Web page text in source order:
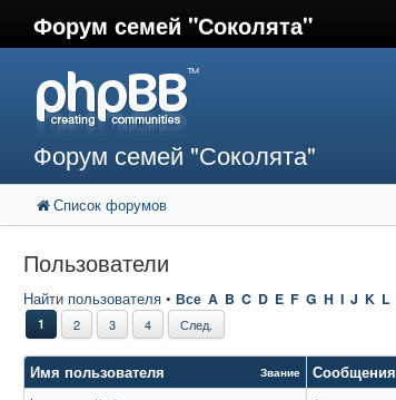
Форум семей "Соколята"
Форум семей "Соколята"
Список форумов
Пользователи
Найти пользователя • Все A B C D E F G H I J K L
1 2 3 4 След.
Имя пользователя Звание Сообщения